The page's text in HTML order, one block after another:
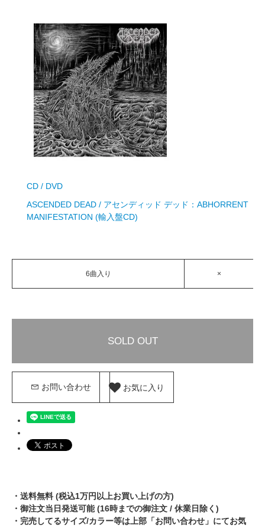
CD / DVD
ASCENDED DEAD / アセンディッド デッド：ABHORRENT
MANIFESTATION (輸入盤CD)
6曲入り ×
SOLD OUT
お問い合わせ お気に入り
・送料無料 (税込1万円以上お買い上げの方)
・御注文当日発送可能 (16時までの御注文 / 休業日除く)
・完売してるサイズ/カラー等は上部「お問い合わせ」にてお気